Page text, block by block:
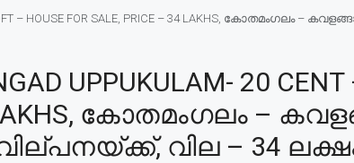
SQFT – HOUSE FOR SALE, PRICE – 34 LAKHS, കോതമംഗലം –
UPPUKULAM- 20
LAKHS, കോതമംഗലം –
വില – 34